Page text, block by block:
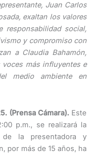
Juan Carlos
exaltan los valores
responsabilidad social,
y compromiso con
a Claudia Bahamón,
más influyentes e
medio ambiente en
(Prensa Cámara). Este
p.m., se realizará la
de la presentadora y
por más de 15 años, ha